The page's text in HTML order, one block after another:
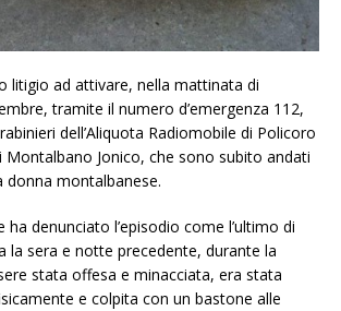
litigio ad attivare, nella mattinata di
tramite il numero d’emergenza 112,
dell’Aliquota Radiomobile di Policoro
Montalbano Jonico, che sono subito andati
donna montalbanese.
ha denunciato l’episodio come l’ultimo di
la sera e notte precedente, durante la
stata offesa e minacciata, era stata
e colpita con un bastone alle